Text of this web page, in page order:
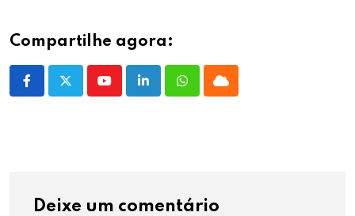
Compartilhe agora:
YoutubeLinkedInWhatsappCloud
Deixe um comentário